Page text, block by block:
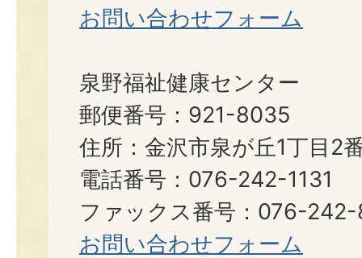
お問い合わせフォーム
泉野福祉健康センター
郵便番号：921-8035
住所：金沢市泉が丘1丁目2
電話番号：076-242-1131
ファックス番号：076-
お問い合わせフォーム